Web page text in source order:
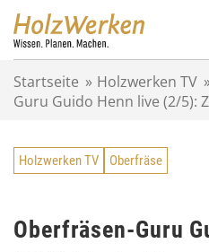
Startseite » Holzwerken TV
Guru Guido Henn live (2/5):
Holzwerken TV Oberfräse
Oberfräsen-Guru